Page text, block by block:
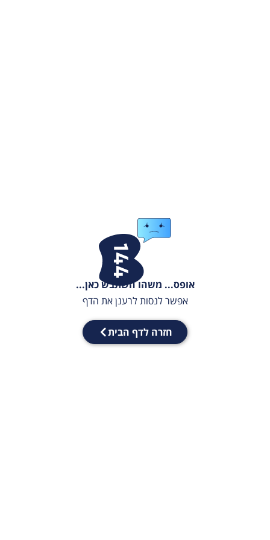
אופס... משהו השתבש כאן...
אפשר לנסות לרענן את הדף
חזרה לדף הבית